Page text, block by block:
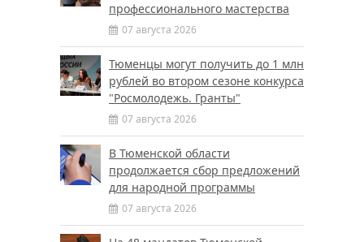
профессионального мастерства
07 августа 2026
Тюменцы могут получить до 1 млн
рублей во втором сезоне конкурса
"Росмолодежь. Гранты"
07 августа 2026
В Тюменской области
продолжается сбор предложений
для народной программы
07 августа 2026